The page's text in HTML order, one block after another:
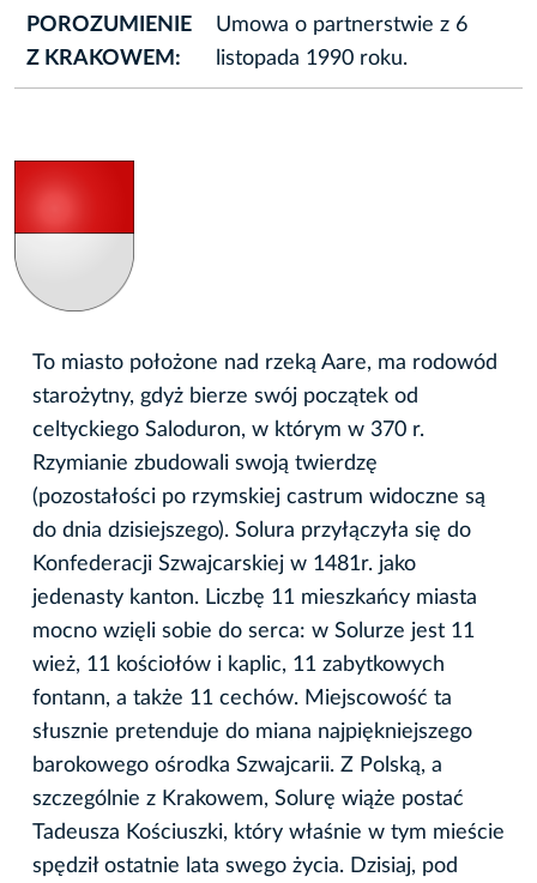
POROZUMIENIE
Z KRAKOWEM:
Umowa o partnerstwie z 6
listopada 1990 roku.
To miasto położone nad rzeką Aare, ma rodowód
starożytny, gdyż bierze swój początek od
celtyckiego Saloduron, w którym w 370 r.
Rzymianie zbudowali swoją twierdzę
(pozostałości po rzymskiej castrum widoczne są
do dnia dzisiejszego). Solura przyłączyła się do
Konfederacji Szwajcarskiej w 1481r. jako
jedenasty kanton. Liczbę 11 mieszkańcy miasta
mocno wzięli sobie do serca: w Solurze jest 11
wież, 11 kościołów i kaplic, 11 zabytkowych
fontann, a także 11 cechów. Miejscowość ta
słusznie pretenduje do miana najpiękniejszego
barokowego ośrodka Szwajcarii. Z Polską, a
szczególnie z Krakowem, Solurę wiąże postać
Tadeusza Kościuszki, który właśnie w tym mieście
spędził ostatnie lata swego życia. Dzisiaj, pod